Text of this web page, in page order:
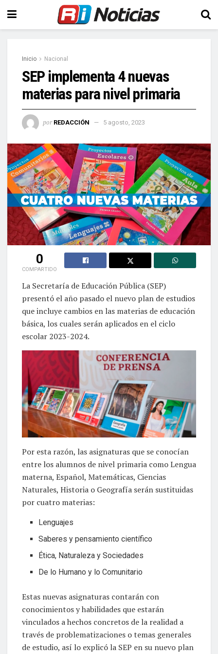
Inicio Nacional
SEP implementa 4 nuevas
materias para nivel primaria
por REDACCIÓN 5 agosto, 2023
0
COMPARTIDO
La Secretaría de Educación Pública (SEP)
presentó el año pasado el nuevo plan de estudios
que incluye cambios en las materias de educación
básica, los cuales serán aplicados en el ciclo
escolar 2023-2024.
Por esta razón, las asignaturas que se conocían
entre los alumnos de nivel primaria como Lengua
materna, Español, Matemáticas, Ciencias
Naturales, Historia o Geografía serán sustituidas
por cuatro materias:
Lenguajes
Saberes y pensamiento científico
Ética, Naturaleza y Sociedades
De lo Humano y lo Comunitario
Estas nuevas asignaturas contarán con
conocimientos y habilidades que estarán
vinculados a hechos concretos de la realidad a
través de problematizaciones o temas generales
de estudio, así lo explicó la SEP en su nuevo plan